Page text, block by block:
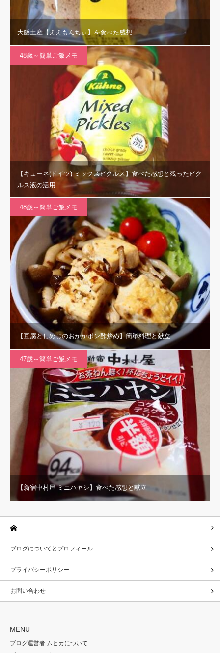
大阪土産【ええもんちぃ】を食べた感想
48歳～簡単ご飯メモ
【キューネ(ドイツ) ミックスピクルス】食べた感想と残ったピク
ルス液の活用
48歳～簡単ご飯メモ
【豆腐としめじのおかかポン酢炒め】簡単料理と献立
47歳～簡単ご飯メモ
【新宿中村屋 ミニハヤシ】食べた感想と献立
ブログについてとプロフィール
プライバシーポリシー
お問い合わせ
MENU
ブログ運営者 ムヒカについて